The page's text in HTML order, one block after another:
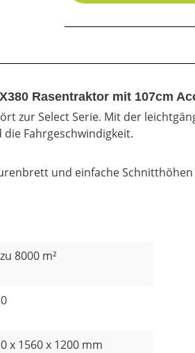
Rasentraktor mit 107cm
zur Select Serie. Mit der
Fahrgeschwindigkeit.
und einfache
8000 m²
x 1560 x 1200 mm